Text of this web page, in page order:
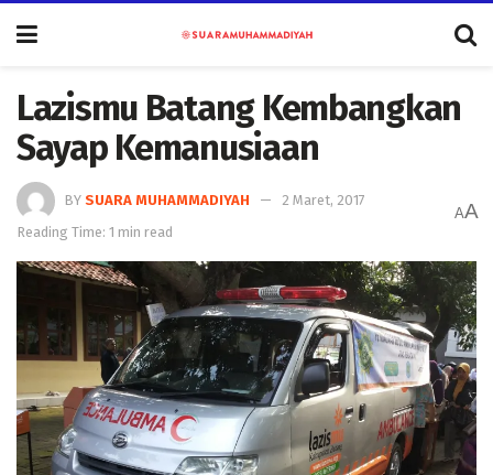
Lazismu Batang Kembangkan
Sayap Kemanusiaan
BY SUARA MUHAMMADIYAH
2 Maret, 2017
Reading Time: 1 min read
AA